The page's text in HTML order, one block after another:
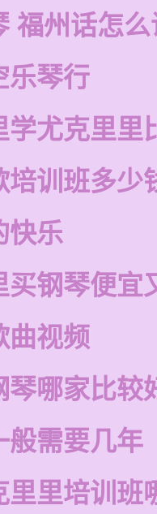
福州话怎
乐琴行
学尤克里里
培训班多少
快乐
买钢琴便宜
曲视频
琴哪家比较
般需要几年
里里培训班